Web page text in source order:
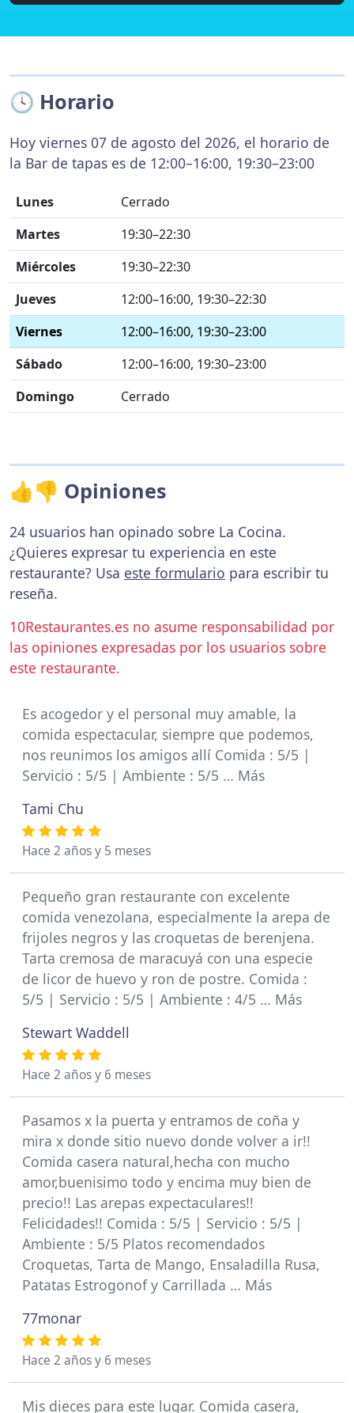
🕓 Horario
Hoy viernes 07 de agosto del 2026, el horario de
la Bar de tapas es de 12:00–16:00, 19:30–23:00
Lunes
Cerrado
Martes
19:30–22:30
Miércoles
19:30–22:30
Jueves
12:00–16:00, 19:30–22:30
Viernes
12:00–16:00, 19:30–23:00
Sábado
12:00–16:00, 19:30–23:00
Domingo
Cerrado
👍👎 Opiniones
24 usuarios han opinado sobre La Cocina.
¿Quieres expresar tu experiencia en este
restaurante? Usa este formulario para escribir tu
reseña.
10Restaurantes.es no asume responsabilidad por
las opiniones expresadas por los usuarios sobre
este restaurante.
Es acogedor y el personal muy amable, la
comida espectacular, siempre que podemos,
nos reunimos los amigos allí Comida : 5/5 |
Servicio : 5/5 | Ambiente : 5/5 … Más
Tami Chu
Hace 2 años y 5 meses
Pequeño gran restaurante con excelente
comida venezolana, especialmente la arepa de
frijoles negros y las croquetas de berenjena.
Tarta cremosa de maracuyá con una especie
de licor de huevo y ron de postre. Comida :
5/5 | Servicio : 5/5 | Ambiente : 4/5 … Más
Stewart Waddell
Hace 2 años y 6 meses
Pasamos x la puerta y entramos de coña y
mira x donde sitio nuevo donde volver a ir!!
Comida casera natural,hecha con mucho
amor,buenisimo todo y encima muy bien de
precio!! Las arepas expectaculares!!
Felicidades!! Comida : 5/5 | Servicio : 5/5 |
Ambiente : 5/5 Platos recomendados
Croquetas, Tarta de Mango, Ensaladilla Rusa,
Patatas Estrogonof y Carrillada … Más
77monar
Hace 2 años y 6 meses
Mis dieces para este lugar. Comida casera,